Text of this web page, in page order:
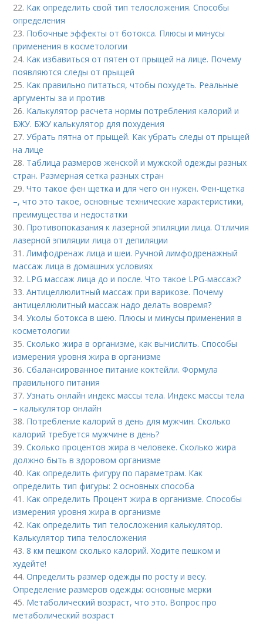
22. Как определить свой тип телосложения. Способы
определения
23. Побочные эффекты от ботокса. Плюсы и минусы
применения в косметологии
24. Как избавиться от пятен от прыщей на лице. Почему
появляются следы от прыщей
25. Как правильно питаться, чтобы похудеть. Реальные
аргументы за и против
26. Калькулятор расчета нормы потребления калорий и
БЖУ. БЖУ калькулятор для похудения
27.Убрать пятна от прыщей. Как убрать следы от прыщей
на лице
28. Таблица размеров женской и мужской одежды разных
стран. Размерная сетка разных стран
29.Что такое фен щетка и для чего он нужен. Фен-щетка
–, что это такое, основные технические характеристики,
преимущества и недостатки
30. Противопоказания к лазерной эпиляции лица. Отличия
лазерной эпиляции лица от депиляции
31.Лимфодренаж лица и шеи. Ручной лимфодренажный
массаж лица в домашних условиях
32. LPG массаж лица до и после. Что такое LPG-массаж?
33.Антицеллюлитный массаж при варикозе. Почему
антицеллюлитный массаж надо делать вовремя?
34.Уколы ботокса в шею. Плюсы и минусы применения в
косметологии
35.Сколько жира в организме, как вычислить. Способы
измерения уровня жира в организме
36.Сбалансированное питание коктейли. Формула
правильного питания
37.Узнать онлайн индекс массы тела. Индекс массы тела
– калькулятор онлайн
38. Потребление калорий в день для мужчин. Сколько
калорий требуется мужчине в день?
39.Сколько процентов жира в человеке. Сколько жира
должно быть в здоровом организме
40. Как определить фигуру по параметрам. Как
определить тип фигуры: 2 основных способа
41. Как определить Процент жира в организме. Способы
измерения уровня жира в организме
42. Как определить тип телосложения калькулятор.
Калькулятор типа телосложения
43.8 км пешком сколько калорий. Ходите пешком и
худейте!
44.Определить размер одежды по росту и весу.
Определение размеров одежды: основные мерки
45. Метаболический возраст, что это. Вопрос про
метаболический возраст